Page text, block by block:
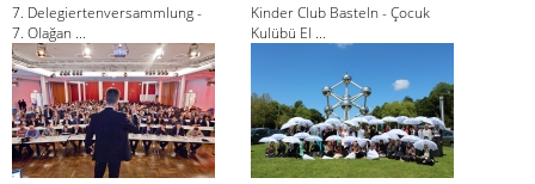
7. Delegiertenversammlung -
7. Olağan ...
Kinder Club Basteln - Çocuk
Kulübü El ...